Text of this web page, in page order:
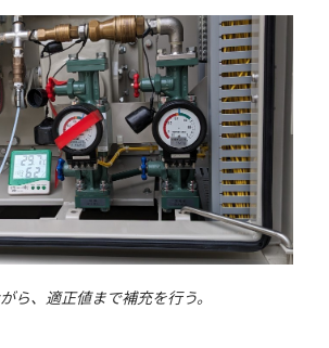
ら、適正値まで補充を行う。